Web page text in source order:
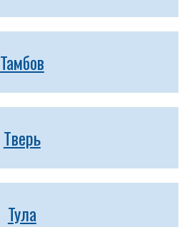
Тамбов
Тверь
Тула